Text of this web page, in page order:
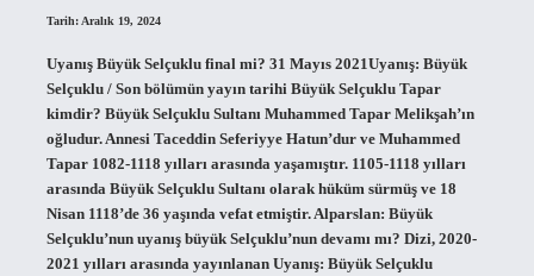
Tarih: Aralık 19, 2024
Uyanış Büyük Selçuklu final mi? 31 Mayıs 2021Uyanış: Büyük
Selçuklu / Son bölümün yayın tarihi Büyük Selçuklu Tapar
kimdir? Büyük Selçuklu Sultanı Muhammed Tapar Melikşah’ın
oğludur. Annesi Taceddin Seferiyye Hatun’dur ve Muhammed
Tapar 1082-1118 yılları arasında yaşamıştır. 1105-1118 yılları
arasında Büyük Selçuklu Sultanı olarak hüküm sürmüş ve 18
Nisan 1118’de 36 yaşında vefat etmiştir. Alparslan: Büyük
Selçuklu’nun uyanış büyük Selçuklu’nun devamı mı? Dizi, 2020-
2021 yılları arasında yayınlanan Uyanış: Büyük Selçuklu